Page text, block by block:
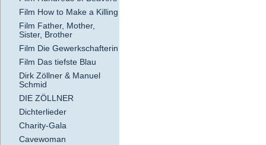
Film How to Make a Killing
Film Father, Mother,
Sister, Brother
Film Die Gewerkschafterin
Film Das tiefste Blau
Dirk Zöllner & Manuel
Schmid
DIE ZÖLLNER
Dichterlieder
Charity-Gala
Cavewoman